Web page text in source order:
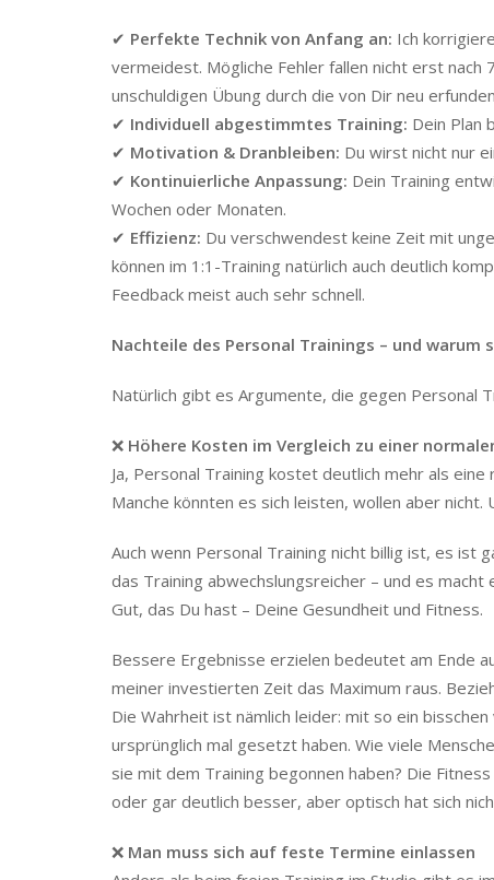
✔ Perfekte Technik von Anfang an: Ich
vermeidest. Mögliche Fehler fallen nicht erst nach
unschuldigen Übung durch die von Dir neu
✔ Individuell abgestimmtes Training: Dein Plan
✔ Motivation & Dranbleiben: Du wirst nicht nur
✔ Kontinuierliche Anpassung: Dein Training
Wochen oder Monaten.
✔ Effizienz: Du verschwendest keine Zeit mit
können im 1:1-Training natürlich auch deutlich
Feedback meist auch sehr schnell.
Nachteile des Personal Trainings – und
Natürlich gibt es Argumente, die gegen Personal
❌ Höhere Kosten im Vergleich zu einer
Ja, Personal Training kostet deutlich mehr als
Manche könnten es sich leisten, wollen aber
Auch wenn Personal Training nicht billig ist, es ist
das Training abwechslungsreicher – und es
Gut, das Du hast – Deine Gesundheit und Fitness.
Bessere Ergebnisse erzielen bedeutet am Ende
meiner investierten Zeit das Maximum raus.
Die Wahrheit ist nämlich leider: mit so ein
ursprünglich mal gesetzt haben. Wie viele
sie mit dem Training begonnen haben? Die
oder gar deutlich besser, aber optisch hat sich
❌ Man muss sich auf feste Termine einlassen